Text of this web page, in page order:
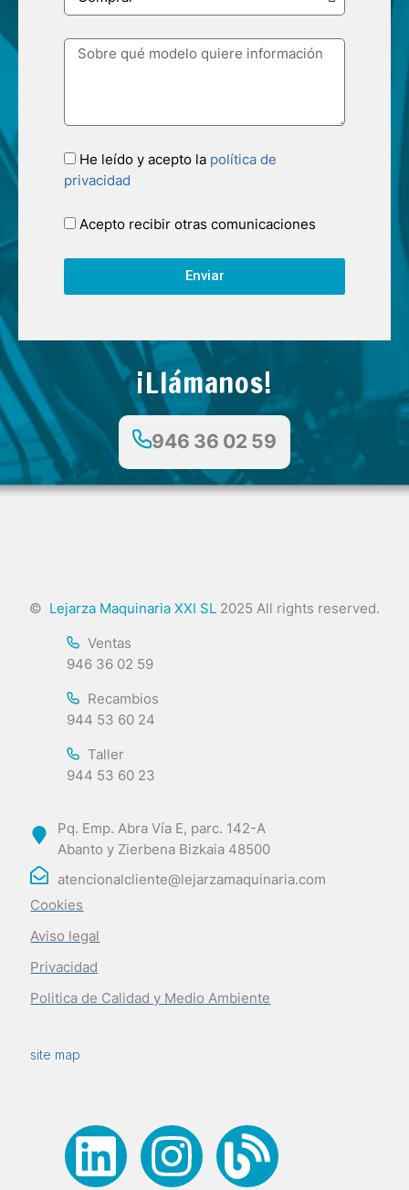
He leído y acepto la política de
privacidad
Acepto recibir otras comunicaciones
Enviar
¡Llámanos!
946 36 02 59
© Lejarza Maquinaria XXI SL 2025 All rights reserved.
Ventas
946 36 02 59
Recambios
944 53 60 24
Taller
944 53 60 23
Pq. Emp. Abra Vía E, parc. 142-A
Abanto y Zierbena Bizkaia 48500
atencionalcliente@lejarzamaquinaria.com
Cookies
Aviso legal
Privacidad
Politica de Calidad y Medio Ambiente
site map